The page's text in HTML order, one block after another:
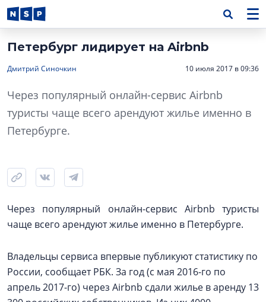
Петербург лидирует на Airbnb
Дмитрий Синочкин 10 июля 2017 в 09:36
Через популярный онлайн-сервис Airbnb
туристы чаще всего арендуют жилье именно в
Петербурге.
Через популярный онлайн-сервис Airbnb туристы
чаще всего арендуют жилье именно в Петербурге.
Владельцы сервиса впервые публикуют статистику по
России, сообщает РБК. За год (с мая 2016-го по
апрель 2017-го) через Airbnb сдали жилье в аренду 13